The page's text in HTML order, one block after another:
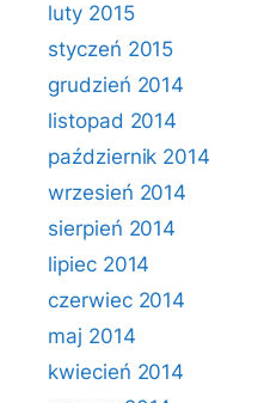
luty 2015
styczeń 2015
grudzień 2014
listopad 2014
październik 2014
wrzesień 2014
sierpień 2014
lipiec 2014
czerwiec 2014
maj 2014
kwiecień 2014